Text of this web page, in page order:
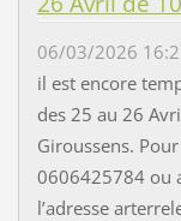
06/03/2026
il est encore
des 25 au 26
Giroussens.
0606425784 ou
l’adresse